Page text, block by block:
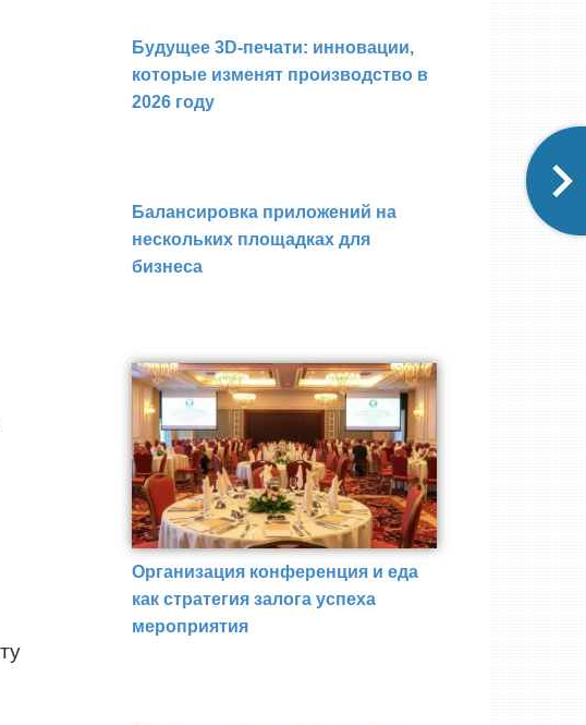
Будущее 3D-печати: инновации,
которые изменят производство в
2026 году
Балансировка приложений на
нескольких площадках для
бизнеса
Организация конференция и еда
как стратегия залога успеха
мероприятия